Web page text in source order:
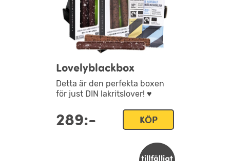
Lovelyblackbox
Detta är den perfekta boxen
för just DIN lakritslover! ♥
289:- KÖP